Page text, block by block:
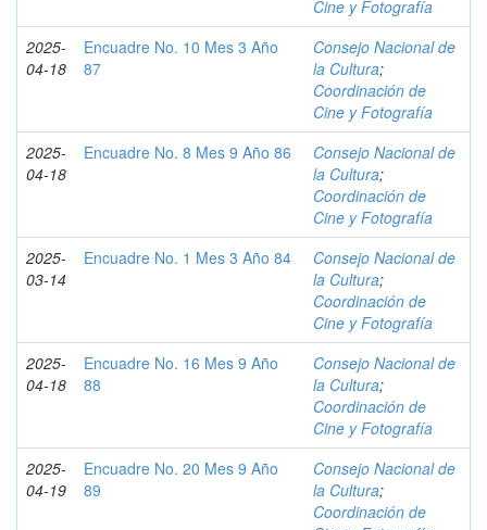
Cine y Fotografía
2025-
04-18
Encuadre No. 10 Mes 3 Año
87
Consejo Nacional de
la Cultura;
Coordinación de
Cine y Fotografía
2025-
04-18
Encuadre No. 8 Mes 9 Año 86
Consejo Nacional de
la Cultura;
Coordinación de
Cine y Fotografía
2025-
03-14
Encuadre No. 1 Mes 3 Año 84
Consejo Nacional de
la Cultura;
Coordinación de
Cine y Fotografía
2025-
04-18
Encuadre No. 16 Mes 9 Año
88
Consejo Nacional de
la Cultura;
Coordinación de
Cine y Fotografía
2025-
04-19
Encuadre No. 20 Mes 9 Año
89
Consejo Nacional de
la Cultura;
Coordinación de